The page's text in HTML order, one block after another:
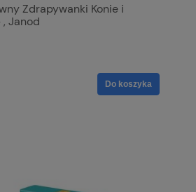
Zdrapywanki Konie i
Janod
Do koszyka